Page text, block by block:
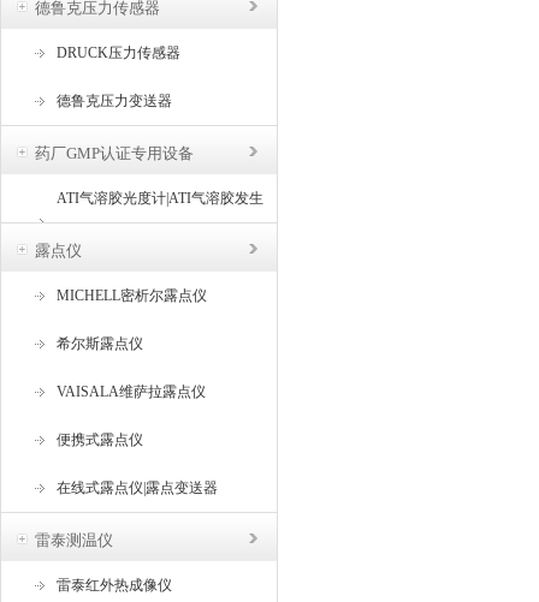
德鲁克压力传感器
DRUCK压力传感器
德鲁克压力变送器
药厂GMP认证专用设备
ATI气溶胶光度计|ATI气溶胶发生
器
露点仪
MICHELL密析尔露点仪
希尔斯露点仪
VAISALA维萨拉露点仪
便携式露点仪
在线式露点仪|露点变送器
雷泰测温仪
雷泰红外热成像仪